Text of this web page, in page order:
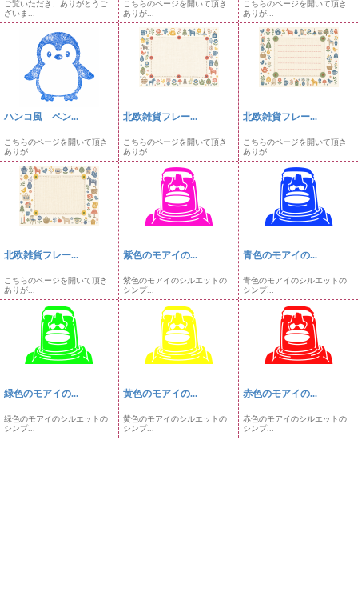
ご覧いただき、ありがとうご
ざいま...
こちらのページを開いて頂き
ありが...
こちらのページを開いて頂き
ありが...
ハンコ風 ペン...
こちらのページを開いて頂き
ありが...
北欧雑貨フレー...
こちらのページを開いて頂き
ありが...
北欧雑貨フレー...
こちらのページを開いて頂き
ありが...
北欧雑貨フレー...
こちらのページを開いて頂き
ありが...
紫色のモアイの...
紫色のモアイのシルエットの
シンプ...
青色のモアイの...
青色のモアイのシルエットの
シンプ...
緑色のモアイの...
緑色のモアイのシルエットの
シンプ...
黄色のモアイの...
黄色のモアイのシルエットの
シンプ...
赤色のモアイの...
赤色のモアイのシルエットの
シンプ...